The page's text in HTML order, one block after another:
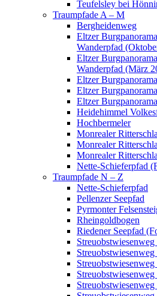
Teufelsley bei
Traumpfade A – M
Bergheidenweg
Eltzer
Wanderpfad
Eltzer
Wanderpfad (März
Eltzer
Eltzer
Eltzer Burgpanorama
Heidehimmel
Hochbermeler
Monrealer
Monrealer
Monrealer
Nette-Schieferpfad
Traumpfade N – Z
Nette-Schieferpfad
Pellenzer Seepfad
Pyrmonter
Rheingoldbogen
Riedener Seepfad